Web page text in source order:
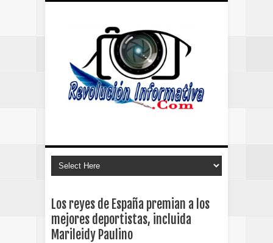
Los reyes de España premian a los
mejores deportistas, incluida
Marileidy Paulino